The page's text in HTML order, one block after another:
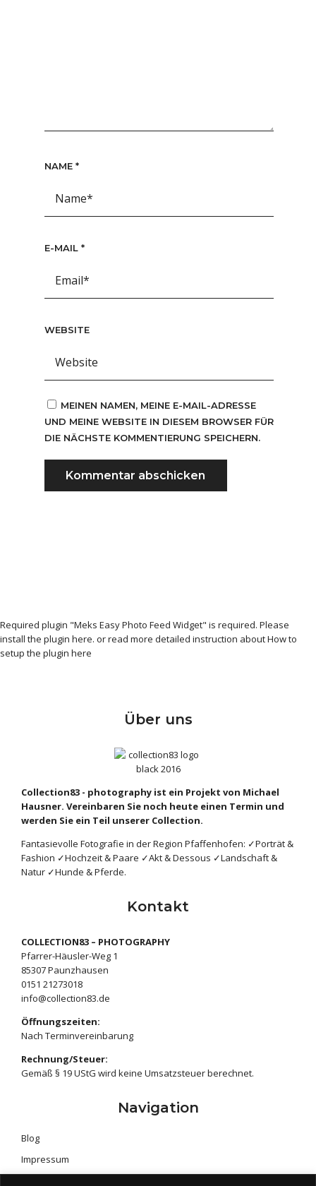
NAME *
E-MAIL *
WEBSITE
MEINEN NAMEN, MEINE E-MAIL-ADRESSE
UND MEINE WEBSITE IN DIESEM BROWSER FÜR
DIE NÄCHSTE KOMMENTIERUNG SPEICHERN.
Required plugin "Meks Easy Photo Feed Widget" is required. Please
install the plugin here. or read more detailed instruction aboutHow to
setup the plugin here
Über uns
Collection83 - photography ist ein Projekt von Michael
Hausner. Vereinbaren Sie noch heute einen Termin und
werden Sie ein Teil unserer Collection.
Fantasievolle Fotografie in der Region Pfaffenhofen: ✓Porträt &
Fashion ✓Hochzeit & Paare ✓Akt & Dessous ✓Landschaft &
Natur ✓Hunde & Pferde.
Kontakt
COLLECTION83 – PHOTOGRAPHY
Pfarrer-Häusler-Weg 1
85307 Paunzhausen
‭0151 21273018‬
info@collection83.de
Öffnungszeiten:
Nach Terminvereinbarung
Rechnung/Steuer:
Gemäß § 19 UStG wird keine Umsatzsteuer berechnet.
Navigation
Blog
Impressum